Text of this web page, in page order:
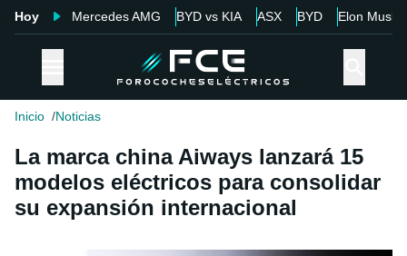
Hoy Mercedes AMG BYD vs KIA ASX BYD Elon Musk
Inicio Noticias
La marca china Aiways lanzará 15
modelos eléctricos para consolidar
su expansión internacional